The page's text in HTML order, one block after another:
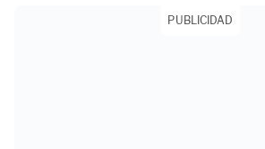
PUBLICIDAD